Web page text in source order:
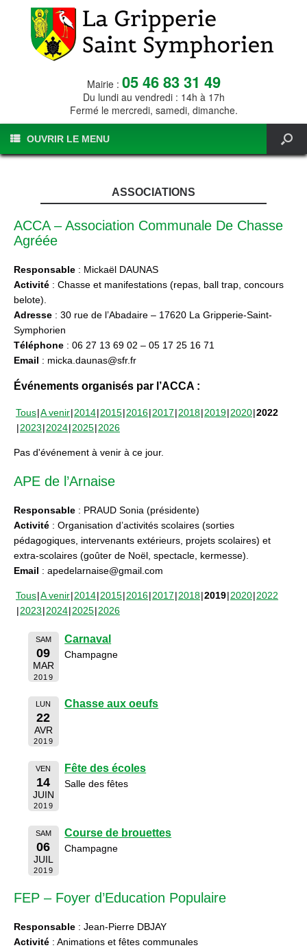
Mairie : 05 46 83 31 49
Du lundi au vendredi : 14h à 17h
Fermé le mercredi, samedi, dimanche.
OUVRIR LE MENU
ASSOCIATIONS
ACCA – Association Communale De Chasse
Agréée
Responsable : Mickaël DAUNAS
Activité : Chasse et manifestations (repas, ball trap, concours
belote).
Adresse : 30 rue de l’Abadaire – 17620 La Gripperie-Saint-
Symphorien
Téléphone : 06 27 13 69 02 – 05 17 25 16 71
Email : micka.daunas@sfr.fr
Événements organisés par l’ACCA :
Tous A venir 2014 2015 2016 2017 2018 2019 2020 2022
2023 2024 2025 2026
Pas d'événement à venir à ce jour.
APE de l’Arnaise
Responsable : PRAUD Sonia (présidente)
Activité : Organisation d’activités scolaires (sorties
pédagogiques, intervenants extérieurs, projets scolaires) et
extra-scolaires (goûter de Noël, spectacle, kermesse).
Email : apedelarnaise@gmail.com
Tous A venir 2014 2015 2016 2017 2018 2019 2020 2022
2023 2024 2025 2026
SAM
09
MAR
2019
Carnaval
Champagne
LUN
22
AVR
2019
Chasse aux oeufs
VEN
14
JUIN
2019
Fête des écoles
Salle des fêtes
SAM
06
JUIL
2019
Course de brouettes
Champagne
FEP – Foyer d’Education Populaire
Responsable : Jean-Pierre DBJAY
Activité : Animations et fêtes communales